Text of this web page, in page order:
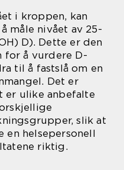
i kroppen, kan
måle nivået av 25-
D). Dette er den
for å vurdere D-
til å fastslå om en
Det er
er ulike anbefalte
slik at
helsepersonell
riktig.